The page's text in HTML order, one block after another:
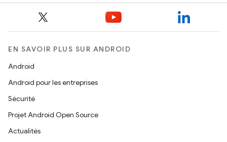
EN SAVOIR PLUS SUR ANDROID
Android
Android pour les entreprises
Sécurité
Projet Android Open Source
Actualités